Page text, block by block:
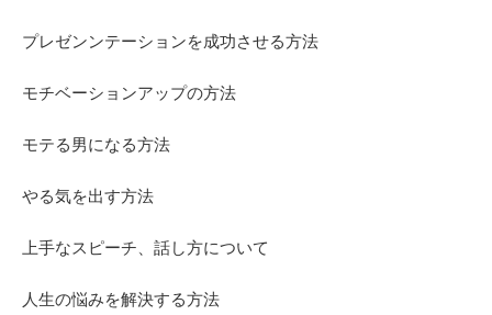
プレゼンンテーションを成功させる方法
モチベーションアップの方法
モテる男になる方法
やる気を出す方法
上手なスピーチ、話し方について
人生の悩みを解決する方法